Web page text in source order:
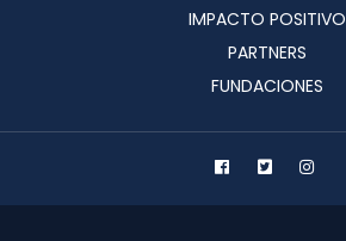
IMPACTO POSITIVO
PARTNERS
FUNDACIONES